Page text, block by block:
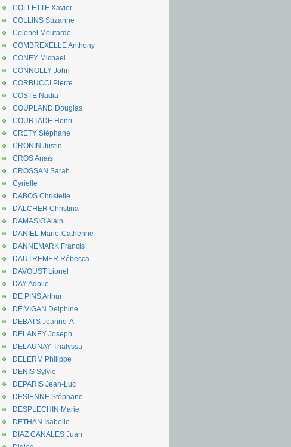
COLLETTE Xavier
COLLINS Suzanne
Colonel Moutarde
COMBREXELLE Anthony
CONEY Michael
CONNOLLY John
CORBUCCI Pierre
COSTE Nadia
COUPLAND Douglas
COURTADE Henri
CRETY Stéphane
CRONIN Justin
CROS Anaïs
CROSSAN Sarah
Cyrielle
DABOS Christelle
DALCHER Christina
DAMASIO Alain
DANIEL Marie-Catherine
DANNEMARK Francis
DAUTREMER Rébecca
DAVOUST Lionel
DAY Adolie
DE PINS Arthur
DE VIGAN Delphine
DEBATS Jeanne-A
DELANEY Joseph
DELAUNAY Thalyssa
DELERM Philippe
DENIS Sylvie
DEPARIS Jean-Luc
DESIENNE Stéphane
DESPLECHIN Marie
DETHAN Isabelle
DIAZ CANALES Juan